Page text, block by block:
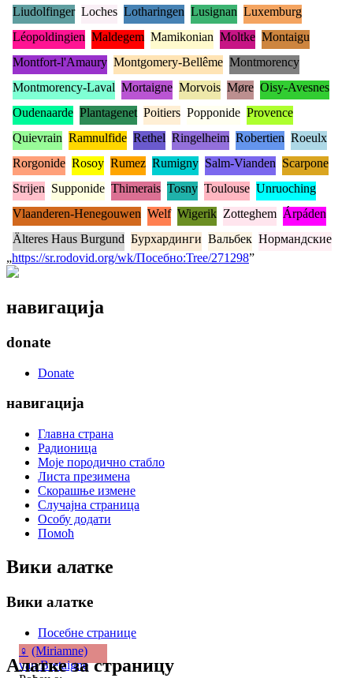
♀ (Miriamne)
van Bretaigne
Liudolfinger Loches Lotharingen Lusignan Luxemburg
Léopoldingien Maldegem Mamikonian Moltke Montaigu
Montfort-l'Amaury Montgomery-Bellême Montmorency
Montmorency-Laval Mortaigne Morvois Møre Oisy-Avesnes
Oudenaarde Plantagenet Poitiers Popponide Provence
Quievrain Ramnulfide Rethel Ringelheim Robertien Roeulx
Rorgonide Rosoy Rumez Rumigny Salm-Vianden Scarpone
Strijen Supponide Thimerais Tosny Toulouse Unruoching
Vlaanderen-Henegouwen Welf Wigerik Zotteghem Árpáden
Älteres Haus Burgund Бурхардинги Вальбек Нормандские
„https://sr.rodovid.org/wk/Посебно:Tree/271298”
навигација
donate
Donate
навигација
Главна страна
Радионица
Моје породично стабло
Листа презимена
Скорашње измене
Случајна страница
Особу додати
Помоћ
Вики алатке
Вики алатке
Посебне странице
Алатке за страницу